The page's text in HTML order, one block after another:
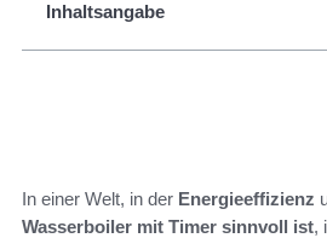
Inhaltsangabe
In einer Welt, in der Energieeffizienz
Wasserboiler mit Timer sinnvoll ist,